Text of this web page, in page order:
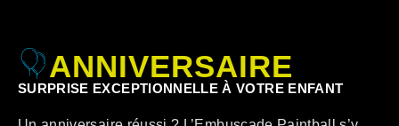
ANNIVERSAIRE
SURPRISE EXCEPTIONNELLE À VOTRE ENFANT